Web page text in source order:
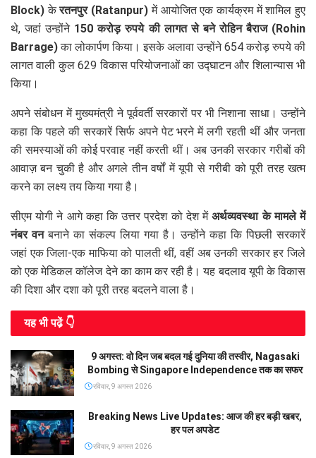
Block) केरतनपुर (Ratanpur) में आयोजित एक कार्यक्रम में शामिल हुए
थे, जहां उन्होंने 150 करोड़ रुपये की लागत से बने रोहिन बैराज (Rohin
Barrage)का लोकार्पण किया। इसके अलावा उन्होंने 654 करोड़ रुपये की
लागत वाली कुल 629 विकास परियोजनाओं का उद्घाटन और शिलान्यास भी
किया।
अपने संबोधन में मुख्यमंत्री ने पूर्ववर्ती सरकारों पर भी निशाना साधा। उन्होंने
कहा कि पहले की सरकारें सिर्फ अपने पेट भरने में लगी रहती थीं और जनता
की समस्याओं की कोई परवाह नहीं करती थीं। अब उनकी सरकार गरीबों की
आवाज़ बन चुकी है और अगले तीन वर्षों में यूपी से गरीबी को पूरी तरह खत्म
करने का लक्ष्य तय किया गया है।
सीएम योगी ने आगे कहा कि उत्तर प्रदेश को देश मेंअर्थव्यवस्था के मामले में
नंबर वनबनाने का संकल्प लिया गया है। उन्होंने कहा कि पिछली सरकारें
जहां एक जिला-एक माफिया को पालती थीं, वहीं अब उनकी सरकार हर जिले
को एक मेडिकल कॉलेज देने का काम कर रही है। यह बदलाव यूपी के विकास
की दिशा और दशा को पूरी तरह बदलने वाला है।
यह भी पढे़ं 👇
9 अगस्त: वो दिन जब बदल गई दुनिया की तस्वीर, Nagasaki
Bombing से Singapore Independence तक का सफर
रविवार, 9 अगस्त 2026
Breaking News Live Updates: आज की हर बड़ी खबर,
हर पल अपडेट
रविवार, 9 अगस्त 2026